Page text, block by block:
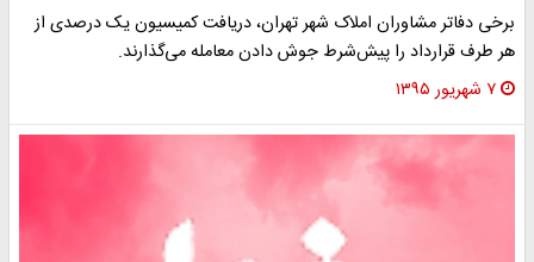
دفاتر مشاوران املاک شهر تهران، دریافت کمیسیون یک درصدی از
طرف قرارداد را پیش‌شرط جوش دادن معامله می‌گذارند.